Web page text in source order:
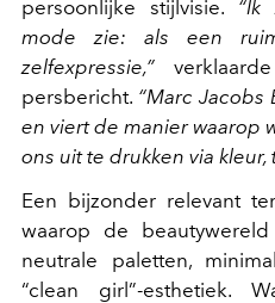
persoonlijke stijlvisie. “Ik
mode zie: als een
zelfexpressie,” verklaarde
persbericht. “Marc Jacobs
en viert de manier waarop
ons uit te drukken via
Een bijzonder relevant
waarop de
neutrale paletten,
“clean girl”-esthetiek.